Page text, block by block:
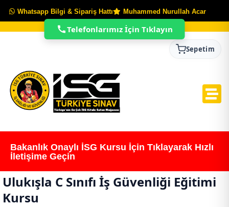
Whatsapp Bilgi & Sipariş Hattı Muhammed Nurullah Acar
Sepetim
Bakanlık Onaylı İSG Kursu İçin Tıklayarak Hızlı
İletişime Geçin
Ulukışla C Sınıfı İş Güvenliği Eğitimi
Kursu
Telefonlarımız İçin Tıklayın